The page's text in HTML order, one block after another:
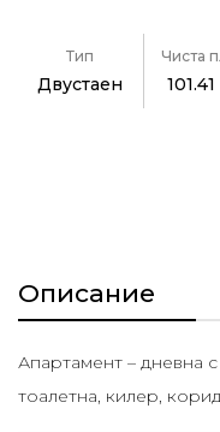
Тип
Двустаен
Чиста
Описание
Апартамент – дневна
тоалетна, килер,